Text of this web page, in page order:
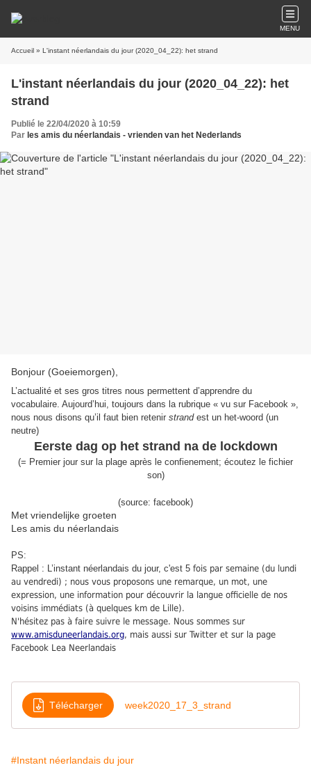
MENU
Accueil » L'instant néerlandais du jour (2020_04_22): het strand
L'instant néerlandais du jour (2020_04_22): het
strand
Publié le 22/04/2020 à 10:59
Par les amis du néerlandais - vrienden van het Nederlands
Bonjour (Goeiemorgen),
L’actualité et ses gros titres nous permettent d’apprendre du
vocabulaire. Aujourd’hui, toujours dans la rubrique « vu sur Facebook »,
nous nous disons qu’il faut bien retenir strandest un het-woord (un
neutre)
Eerste dag op het strand na de lockdown
(= Premier jour sur la plage après le confienement; écoutez le fichier
son)
(source: facebook)
Met vriendelijke groeten
Les amis du néerlandais
PS:
Rappel : L’instant néerlandais du jour, c'est 5 fois par semaine (du lundi
au vendredi) ; nous vous proposons une remarque, un mot, une
expression, une information pour découvrir la langue officielle de nos
voisins immédiats (à quelques km de Lille).
N'hésitez pas à faire suivre le message. Nous sommes sur
www.amisduneerlandais.org, mais aussi sur Twitter et sur la page
Facebook Lea Neerlandais
Télécharger week2020_17_3_strand
#Instant néerlandais du jour